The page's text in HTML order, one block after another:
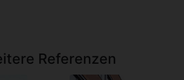
Referenzen